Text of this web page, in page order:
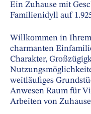
Ein Zuhause mit
Familienidyll auf
Willkommen in
charmanten
Charakter,
weitläufiges
Anwesen Raum für
Arbeiten von